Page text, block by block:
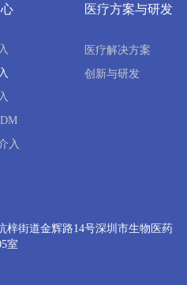
入
医疗方案与研发
医疗解决方案
创新与研发
梓街道金辉路14号深圳市生物医药
室